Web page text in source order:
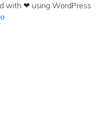
with ❤ using WordPress